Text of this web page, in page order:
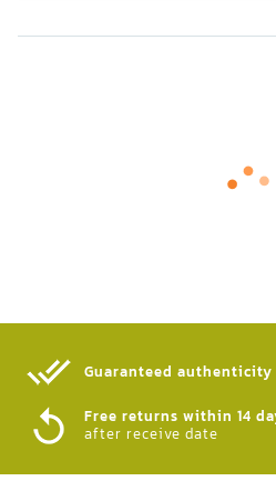
Guaranteed authenticity​
Free returns within 14
after receive date